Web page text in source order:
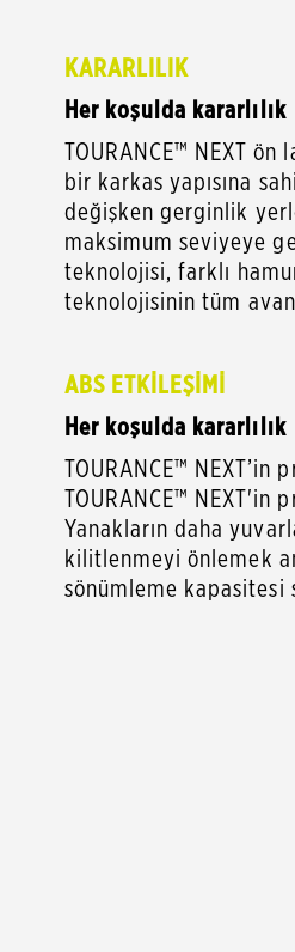
KARARLILIK
Her koşulda kararlılık
TOURANCE™ NEXT
bir karkas yapısına
değişken gerginlik
maksimum seviyeye
teknolojisi, farklı
teknolojisinin tüm
ABS ETKİLEŞİMİ
Her koşulda kararlılık
TOURANCE™
TOURANCE™ NEXT'in
Yanakların daha
kilitlenmeyi önlemek
sönümleme kapasitesi